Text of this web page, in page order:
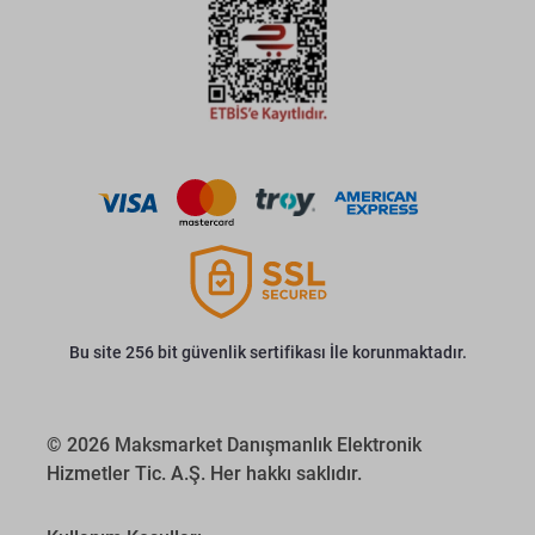
Bu site 256 bit güvenlik sertifikası İle korunmaktadır.
© 2026 Maksmarket Danışmanlık Elektronik
Hizmetler Tic. A.Ş. Her hakkı saklıdır.